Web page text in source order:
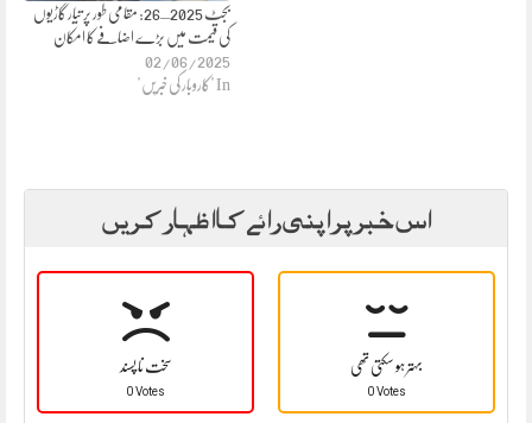
بجٹ 2025ـ26: مقامی طور پر تیار گاڑیوں
کی قیمت میں بڑے اضافے کا امکان
02/06/2025
In "کاروبار کی خبریں"
اس خبر پر اپنی رائے کا اظہار کریں
سخت نا پسند
0 Votes
بہتر ہو سکتی تھی
0 Votes